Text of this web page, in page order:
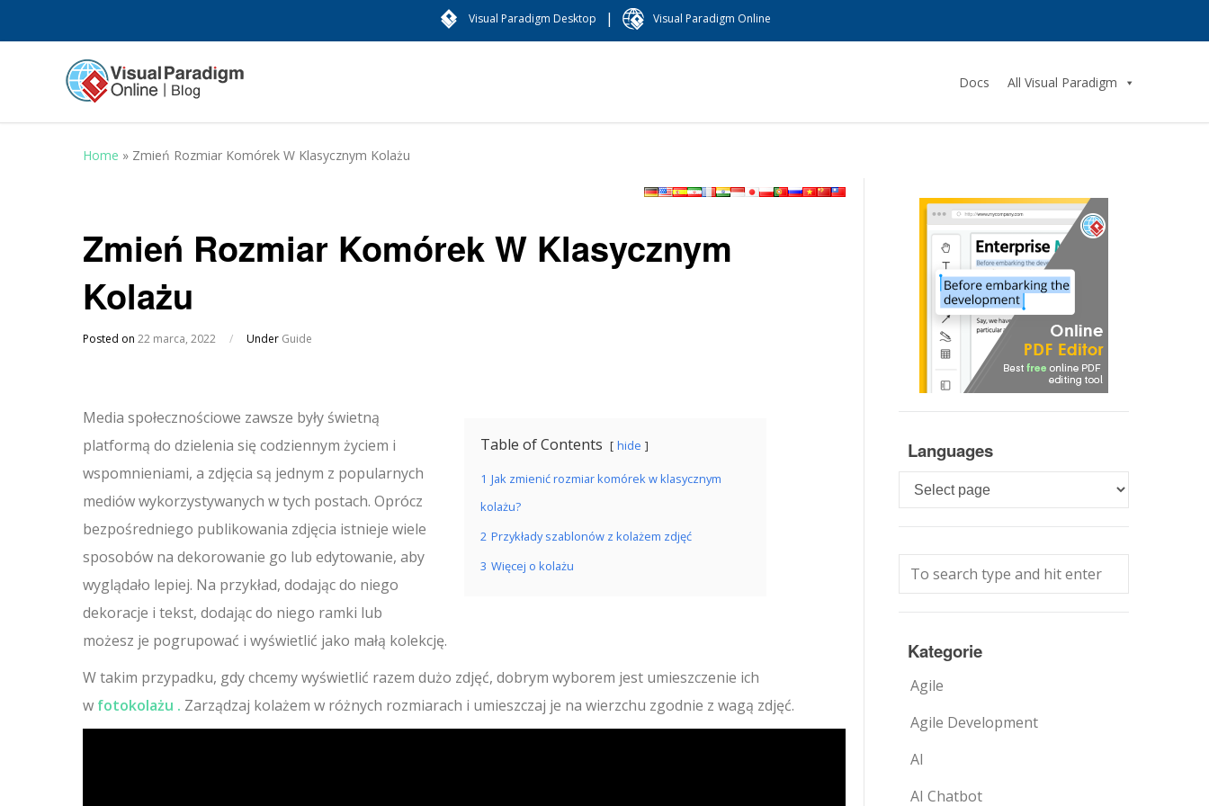
Visual Paradigm Desktop | Visual Paradigm Online
Docs All Visual Paradigm
Home » Zmień Rozmiar Komórek W Klasycznym Kolażu
Zmień Rozmiar Komórek W Klasycznym
Kolażu
Posted on 22 marca, 2022 / Under Guide
Table of Contents hide
1 Jak zmienić rozmiar komórek w klasycznym
kolażu?
2 Przykłady szablonów z kolażem zdjęć
3 Więcej o kolażu
Media społecznościowe zawsze były świetną
platformą do dzielenia się codziennym życiem i
wspomnieniami, a zdjęcia są jednym z popularnych
mediów wykorzystywanych w tych postach. Oprócz
bezpośredniego publikowania zdjęcia istnieje wiele
sposobów na dekorowanie go lub edytowanie, aby
wyglądało lepiej. Na przykład, dodając do niego
dekoracje i tekst, dodając do niego ramki lub
możesz je pogrupować i wyświetlić jako małą kolekcję.
W takim przypadku, gdy chcemy wyświetlić razem dużo zdjęć, dobrym wyborem jest umieszczenie ich
w fotokolażu . Zarządzaj kolażem w różnych rozmiarach i umieszczaj je na wierzchu zgodnie z wagą zdjęć.
Languages
Languages
Kategorie
Agile
Agile Development
AI
AI Chatbot